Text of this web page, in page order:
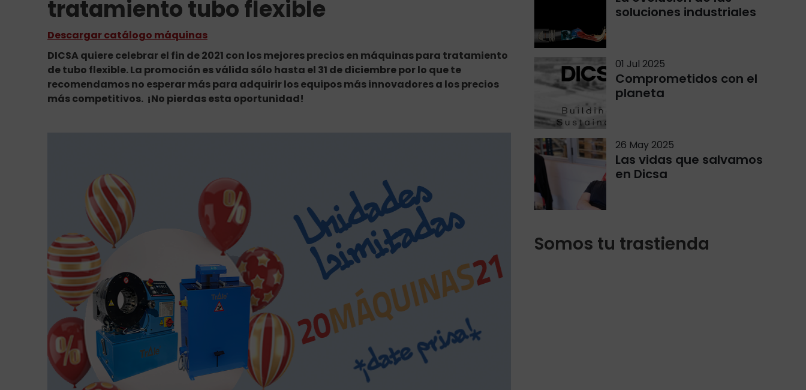
tratamiento tubo flexible
Descargar catálogo máquinas
DICSA quiere celebrar el fin de 2021 con los mejores precios en máquinas para tratamiento
de tubo flexible. La promoción es válida sólo hasta el 31 de diciembre por lo que te
recomendamos no esperar más para adquirir los equipos más innovadores a los precios
más competitivos. ¡No pierdas esta oportunidad!
soluciones industriales
01 Jul 2025
Comprometidos con el
planeta
26 May 2025
Las vidas que salvamos
en Dicsa
Somos tu trastienda